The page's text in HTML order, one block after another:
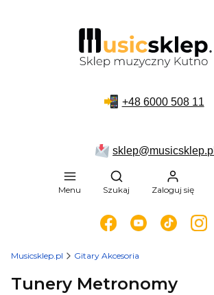
+48 6000 508 11
sklep@musicsklep.pl
Menu
Otwórz wyszukiwarkę
Szukaj Zaloguj się
Musicsklep.pl Gitary Akcesoria
Tunery Metronomy